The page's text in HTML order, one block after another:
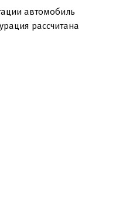
автомобиль
рассчитана